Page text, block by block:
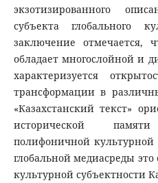
экзотизированного
субъекта глобального
заключение отмечается,
обладает многослойной и
характеризуется
трансформации в
«Казахстанский текст»
исторической
полифоничной культурной
глобальной медиасреды
культурной субъектности